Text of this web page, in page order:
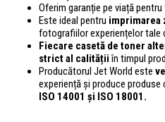
Oferim garanție pe viață
Este ideal pentru imprimarea
fotografiilor experiențelor tale
Fiecare casetă de toner
strict al calitățiiîn timpul
Producătorul Jet World este
experiență și produce produse
ISO 14001 și ISO 18001.